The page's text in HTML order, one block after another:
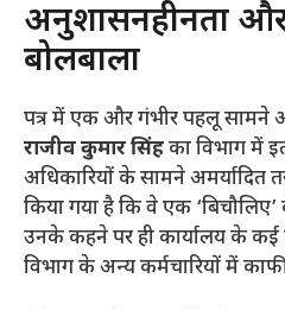
​अनुशासनहीनता और
बोलबाला
​पत्र में एक और गंभीर पहलू सामने
राजीव कुमार सिंहका विभाग में
अधिकारियों के सामने अमर्यादित
किया गया है कि वे एक
उनके कहने पर ही कार्यालय के कई
विभाग के अन्य कर्मचारियों में